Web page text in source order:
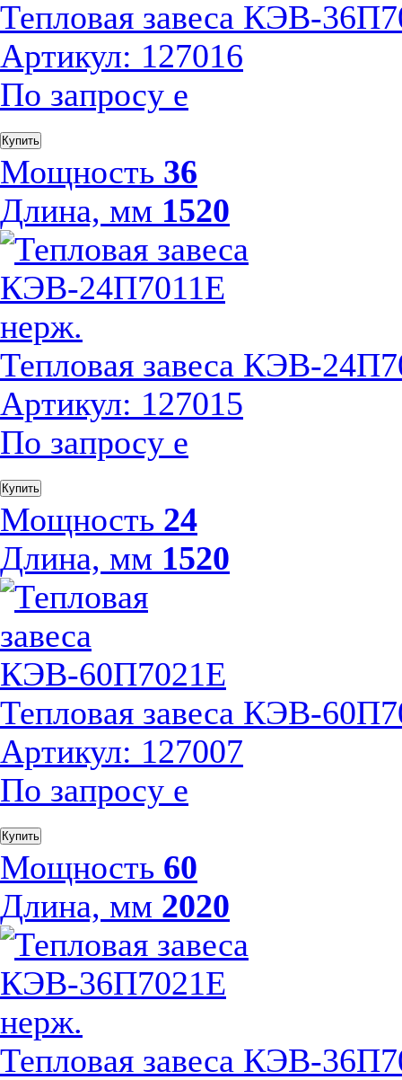
Тепловая завеса КЭВ-
Артикул: 127016
По запросу е
Купить
Мощность 36
Длина, мм 1520
Тепловая завеса КЭВ-
Артикул: 127015
По запросу е
Купить
Мощность 24
Длина, мм 1520
Тепловая завеса КЭВ-
Артикул: 127007
По запросу е
Купить
Мощность 60
Длина, мм 2020
Тепловая завеса КЭВ-